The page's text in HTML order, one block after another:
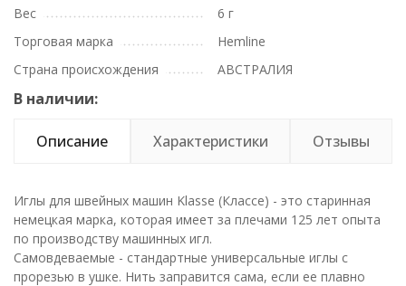
Вес
6 г
Торговая марка
Hemline
Страна происхождения
АВСТРАЛИЯ
В наличии:
Описание Характеристики Отзывы
Иглы для швейных машин Klasse (Классе) - это старинная
немецкая марка, которая имеет за плечами 125 лет опыта
по производству машинных игл.
Самовдеваемые - стандартные универсальные иглы с
прорезью в ушке. Нить заправится сама, если ее плавно